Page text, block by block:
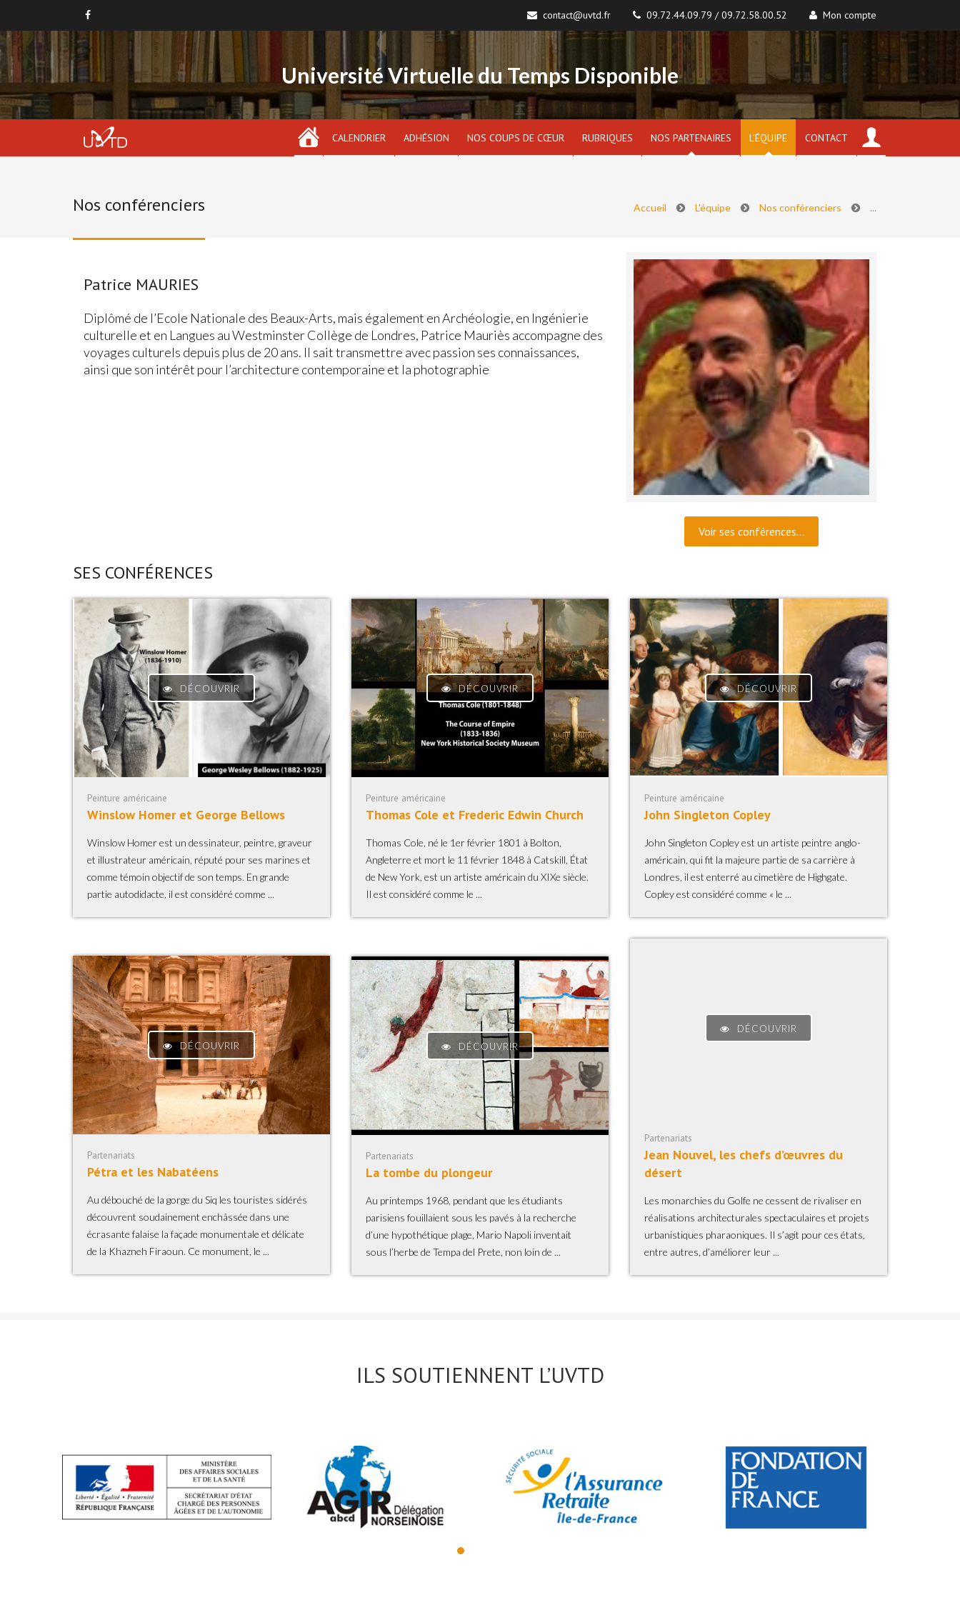
contact@uvtd.fr 09.72.44.09.79 / 09.72.58.00.52 Mon compte
Université Virtuelle du Temps Disponible
CALENDRIER ADHÉSION NOS COUPS DE CŒUR RUBRIQUES NOS PARTENAIRES L'ÉQUIPE CONTACT
Accueil L'équipe Nos conférenciers ...
Nos conférenciers
Voir ses conférences...
Patrice MAURIES
Diplômé de l’Ecole Nationale des Beaux-Arts, mais également en Archéologie, en Ingénierie
culturelle et en Langues au Westminster Collège de Londres, Patrice Mauriès accompagne des
voyages culturels depuis plus de 20 ans. Il sait transmettre avec passion ses connaissances,
ainsi que son intérêt pour l’architecture contemporaine et la photographie
SES CONFÉRENCES
DÉCOUVRIR
Peinture américaine
Winslow Homer et George Bellows
Winslow Homer est un dessinateur, peintre, graveur
et illustrateur américain, réputé pour ses marines et
comme témoin objectif de son temps. En grande
partie autodidacte, il est considéré comme ...
DÉCOUVRIR
Peinture américaine
Thomas Cole et Frederic Edwin Church
Thomas Cole, né le 1er février 1801 à Bolton,
Angleterre et mort le 11 février 1848 à Catskill, État
de New York, est un artiste américain du XIXe siècle.
Il est considéré comme le ...
DÉCOUVRIR
Peinture américaine
John Singleton Copley
John Singleton Copley est un artiste peintre anglo-
américain, qui fit la majeure partie de sa carrière à
Londres, il est enterré au cimetière de Highgate.
Copley est considéré comme « le ...
DÉCOUVRIR
Partenariats
Jean Nouvel, les chefs d’œuvres du
désert
Les monarchies du Golfe ne cessent de rivaliser en
réalisations architecturales spectaculaires et projets
urbanistiques pharaoniques. Il s’agit pour ces états,
entre autres, d’améliorer leur ...
DÉCOUVRIR
Partenariats
Pétra et les Nabatéens
Au débouché de la gorge du Siq les touristes sidérés
découvrent soudainement enchâssée dans une
écrasante falaise la façade monumentale et délicate
de la Khazneh Firaoun. Ce monument, le ...
DÉCOUVRIR
Partenariats
La tombe du plongeur
Au printemps 1968, pendant que les étudiants
parisiens fouillaient sous les pavés à la recherche
d’une hypothétique plage, Mario Napoli inventait
sous l’herbe de Tempa del Prete, non loin de ...
ILS SOUTIENNENT L’UVTD